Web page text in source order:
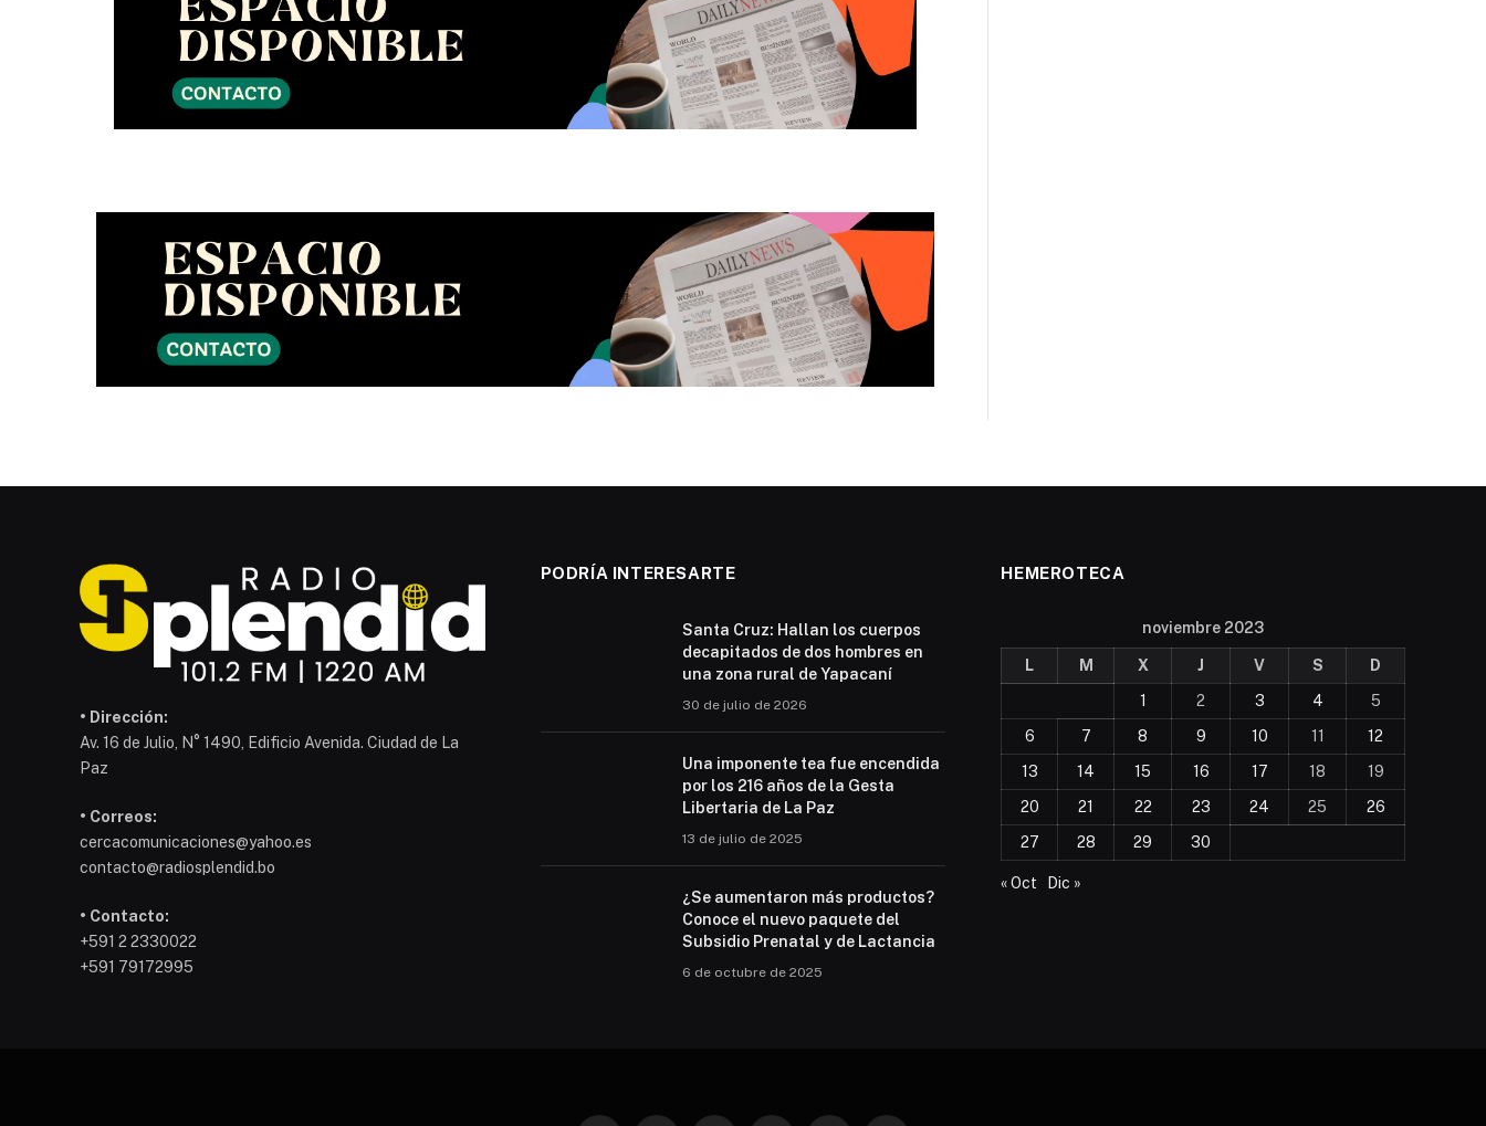
• Dirección:
Av. 16 de Julio, N° 1490, Edificio Avenida. Ciudad de La
Paz
• Correos:
cercacomunicaciones@yahoo.es
contacto@radiosplendid.bo
• Contacto:
+591 2 2330022
+591 79172995
PODRÍA INTERESARTE
Santa Cruz: Hallan los cuerpos
decapitados de dos hombres en
una zona rural de Yapacaní
30 de julio de 2026
Una imponente tea fue encendida
por los 216 años de la Gesta
Libertaria de La Paz
13 de julio de 2025
¿Se aumentaron más productos?
Conoce el nuevo paquete del
Subsidio Prenatal y de Lactancia
6 de octubre de 2025
HEMEROTECA
noviembre 2023
L M X J V S
D
1
2 3 4
5
6
7 8 9 10 11
12
13
14 15 16 17 18
19
20
21 22 23 24 25
26
27
28 29 30
« Oct Dic »